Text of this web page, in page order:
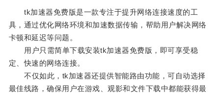
tk加速器免费版是一款专注于提升网络连接速度的工
具，通过优化网络环境和加速数据传输，帮助用户解决网络
卡顿和延迟等问题。
用户只需简单下载安装tk加速器免费版，即可享受稳
定、快速的网络连接。
不仅如此，tk加速器还提供智能路由功能，可自动选择
最佳线路，确保用户在游戏、观影和文件下载中都能获得最